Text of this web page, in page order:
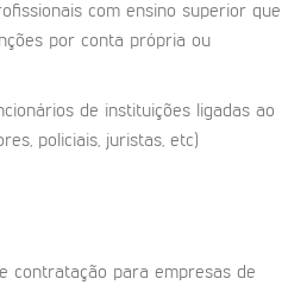
com ensino superior que
por conta própria ou
de instituições ligadas ao
policiais, juristas, etc)
contratação para empresas de